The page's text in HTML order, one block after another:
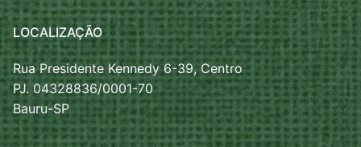
LOCALIZAÇÃO
Rua Presidente Kennedy 6-39, Centro
PJ. 04328836/0001-70
Bauru-SP